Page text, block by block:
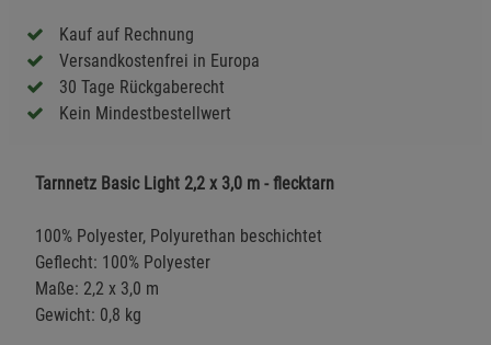
Kauf auf Rechnung
Versandkostenfrei in Europa
30 Tage Rückgaberecht
Kein Mindestbestellwert
Tarnnetz Basic Light 2,2 x 3,0 m - flecktarn
100% Polyester, Polyurethan beschichtet
Geflecht: 100% Polyester
Maße: 2,2 x 3,0 m
Gewicht: 0,8 kg